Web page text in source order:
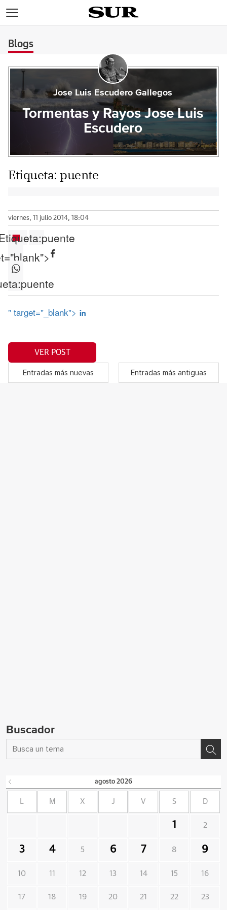
Blogs
Jose Luis Escudero Gallegos
Tormentas y Rayos Jose Luis
Escudero
Etiqueta: puente
viernes, 11 julio 2014, 18:04
puente
puente
" target="_blank">
VER POST
Entradas más nuevas Entradas más antiguas
Buscador
agosto 2026
L M X J V S D
1 2
3 4 5 6 7 8 9
10 11 12 13 14 15 16
17 18 19 20 21 22 23